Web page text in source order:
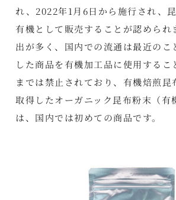
れ、2022年1月6日から施行され、
有機として販売することが認められ
出が多く、国内での流通は最近のこ
した商品を有機加工品に使用するこ
までは禁止されており、有機焙煎昆
取得したオーガニック昆布粉末（有
は、国内では初めての商品です。